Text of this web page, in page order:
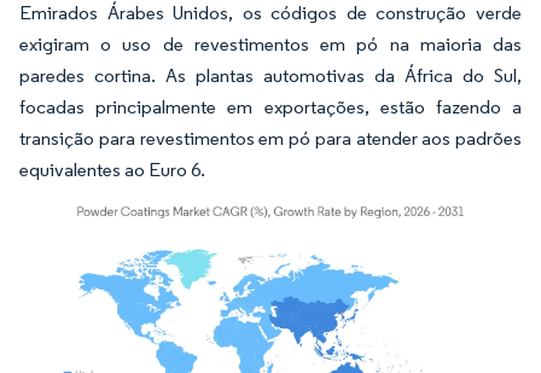
Emirados Árabes Unidos, os códigos de construção verde
exigiram o uso de revestimentos em pó na maioria das
paredes cortina. As plantas automotivas da África do Sul,
focadas principalmente em exportações, estão fazendo a
transição para revestimentos em pó para atender aos padrões
equivalentes ao Euro 6.